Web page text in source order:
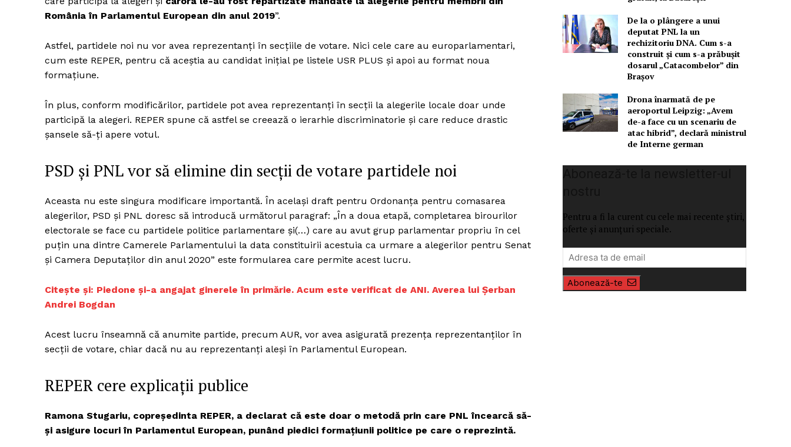
ROMÂNIA
România în Parlamentul European din anul 2019”.
Astfel, partidele noi nu vor avea reprezentanți în secțiile de votare. Nici cele care au europarlamentari,
cum este REPER, pentru că aceștia au candidat inițial pe listele USR PLUS și apoi au format noua
formațiune.
În plus, conform modificărilor, partidele pot avea reprezentanți în secții la alegerile locale doar unde
participă la alegeri. REPER spune că astfel se creează o ierarhie discriminatorie și care reduce drastic
șansele să-ți apere votul.
PSD și PNL vor să elimine din secții de votare partidele noi
Aceasta nu este singura modificare importantă. În același draft pentru Ordonanța pentru comasarea
alegerilor, PSD și PNL doresc să introducă următorul paragraf: „În a doua etapă, completarea birourilor
electorale se face cu partidele politice parlamentare şi(…) care au avut grup parlamentar propriu în cel
puțin una dintre Camerele Parlamentului la data constituirii acestuia ca urmare a alegerilor pentru Senat
și Camera Deputaților din anul 2020” este formularea care permite acest lucru.
Citește și: Piedone și-a angajat ginerele în primărie. Acum este verificat de ANI. Averea lui Șerban
Andrei Bogdan
Acest lucru înseamnă că anumite partide, precum AUR, vor avea asigurată prezența reprezentanților în
secții de votare, chiar dacă nu au reprezentanți aleși în Parlamentul European.
REPER cere explicații publice
Ramona Stugariu, copreședinta REPER, a declarat că este doar o metodă prin care PNL încearcă să-
și asigure locuri în Parlamentul European, punând piedici formațiunii politice pe care o reprezintă.
De la o plângere a unui
deputat PNL la un
rechizitoriu DNA. Cum s-a
construit și cum s-a prăbușit
dosarul „Catacombelor” din
Brașov
Drona înarmată de pe
aeroportul Leipzig: „Avem
de-a face cu un scenariu de
atac hibrid”, declară ministrul
de Interne german
Pentru a fi la curent cu cele mai recente știri,
oferte și anunțuri speciale.
Abonează-te